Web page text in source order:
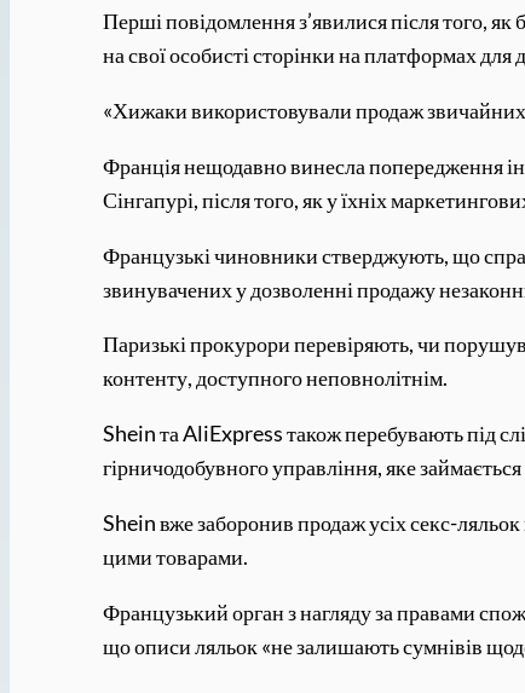
Перші повідомлення з’явилися після того,
на свої особисті сторінки на платформах
«Хижаки використовували продаж
Франція нещодавно винесла попередження
Сінгапурі, після того, як у їхніх
Французькі чиновники стверджують, що
звинувачених у дозволенні продажу
Паризькі прокурори перевіряють, чи
контенту, доступного неповнолітнім.
Shein та AliExpress також перебувають під
гірничодобувного управління, яке
Shein вже заборонив продаж усіх секс-ляльок
цими товарами.
Французький орган з нагляду за правами
що описи ляльок «не залишають сумнівів